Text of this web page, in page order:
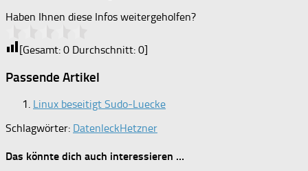
Haben Ihnen diese Infos weitergeholfen?
[Gesamt: 0 Durchschnitt: 0]
Passende Artikel
Linux beseitigt Sudo-Luecke
Schlagwörter: DatenleckHetzner
Das könnte dich auch interessieren …